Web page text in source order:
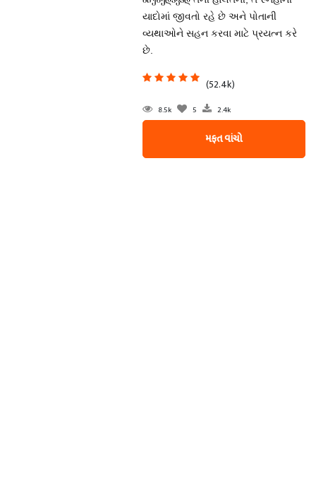
યાદોમાં જીવતો રહે છે અને પોતાની
વ્યથાઓને સહન કરવા માટે પ્રયત્ન કરે
છે.
(52.4k)
8.5k 5 2.4k
મફત વાંચો